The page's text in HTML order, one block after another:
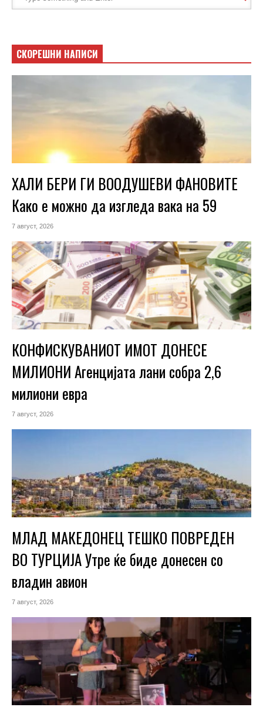
СКОРЕШНИ НАПИСИ
ХАЛИ БЕРИ ГИ ВООДУШЕВИ ФАНОВИТЕ
Како е можно да изгледа вака на 59
7 август, 2026
КОНФИСКУВАНИОТ ИМОТ ДОНЕСЕ
МИЛИОНИ Агенцијата лани собра 2,6
милиони евра
7 август, 2026
МЛАД МАКЕДОНЕЦ ТЕШКО ПОВРЕДЕН
ВО ТУРЦИЈА Утре ќе биде донесен со
владин авион
7 август, 2026